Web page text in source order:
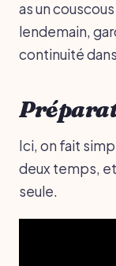
as un
lendemain,
continuité
Ici, on fait
deux temps,
seule.